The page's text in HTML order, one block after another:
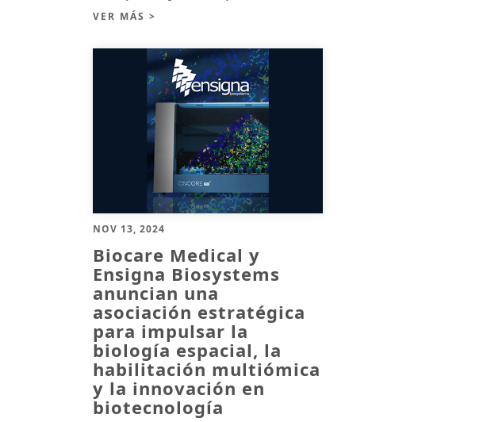
VER MÁS >
NOV 13, 2024
Biocare Medical y
Ensigna Biosystems
anuncian una
asociación estratégica
para impulsar la
biología espacial, la
habilitación multiómica
y la innovación en
biotecnología